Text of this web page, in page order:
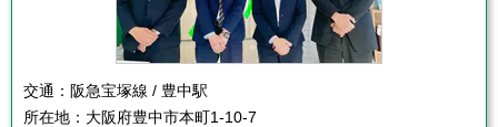
交通： 阪急宝塚線 / 豊中駅
所在地： 大阪府豊中市本町1-10-7